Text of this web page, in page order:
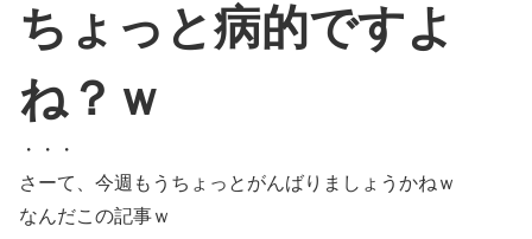
ちょっと病的ですよ
ね？ｗ
・・・
さーて、今週もうちょっとがんばりましょうかねｗ
なんだこの記事ｗ